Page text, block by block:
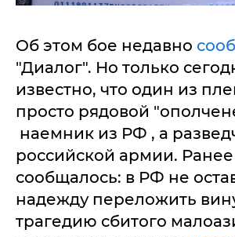
Об этом бое недавно
"Диалог". Но только
известно, что один из
просто рядовой
наемник из РФ , а
российской армии. Ранее
сообщалось: в РФ не
надежду переложить
трагедию сбитого